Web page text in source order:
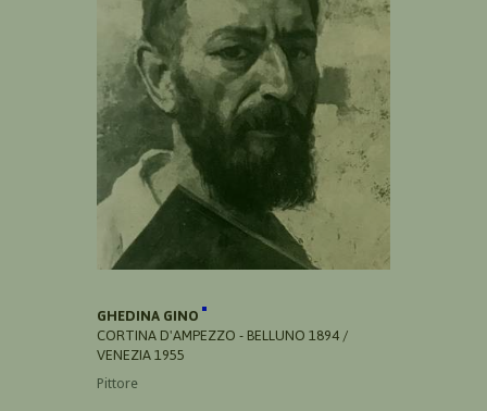
GHEDINA GINO
CORTINA D'AMPEZZO - BELLUNO 1894 /
VENEZIA 1955
Pittore